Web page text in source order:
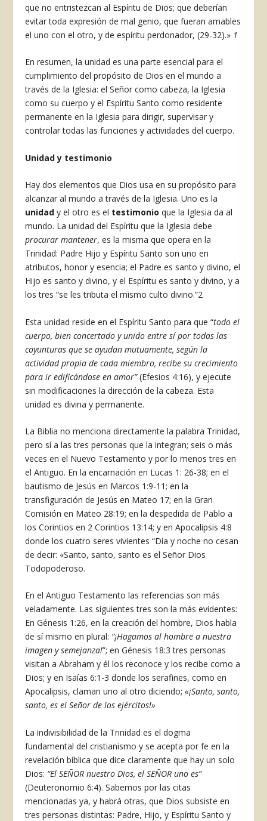
que no entristezcan al Espíritu de Dios; que deberían
evitar toda expresión de mal genio, que fueran amables
el uno con el otro, y de espíritu perdonador, (29-32).» 1
En resumen, la unidad es una parte esencial para el
cumplimiento del propósito de Dios en el mundo a
través de la Iglesia: el Señor como cabeza, la Iglesia
como su cuerpo y el Espíritu Santo como residente
permanente en la Iglesia para dirigir, supervisar y
controlar todas las funciones y actividades del cuerpo.
Unidad y testimonio
Hay dos elementos que Dios usa en su propósito para
alcanzar al mundo a través de la Iglesia. Uno es la
unidad y el otro es el testimonio que la Iglesia da al
mundo. La unidad del Espíritu que la Iglesia debe
procurar mantener, es la misma que opera en la
Trinidad: Padre Hijo y Espíritu Santo son uno en
atributos, honor y esencia; el Padre es santo y divino, el
Hijo es santo y divino, y el Espíritu es santo y divino, y a
los tres “se les tributa el mismo culto divino.”2
Esta unidad reside en el Espíritu Santo para que “todo el
cuerpo, bien concertado y unido entre sí por todas las
coyunturas que se ayudan mutuamente, según la
actividad propia de cada miembro, recibe su crecimiento
para ir edificándose en amor”(Efesios 4:16), y ejecute
sin modificaciones la dirección de la cabeza. Esta
unidad es divina y permanente.
La Biblia no menciona directamente la palabra Trinidad,
pero sí a las tres personas que la integran; seis o más
veces en el Nuevo Testamento y por lo menos tres en
el Antiguo. En la encarnación en Lucas 1: 26-38; en el
bautismo de Jesús en Marcos 1:9-11; en la
transfiguración de Jesús en Mateo 17; en la Gran
Comisión en Mateo 28:19; en la despedida de Pablo a
los Corintios en 2 Corintios 13:14; y en Apocalipsis 4:8
donde los cuatro seres vivientes “Día y noche no cesan
de decir: «Santo, santo, santo es el Señor Dios
Todopoderoso.
En el Antiguo Testamento las referencias son más
veladamente. Las siguientes tres son la más evidentes:
En Génesis 1:26, en la creación del hombre, Dios habla
de sí mismo en plural: “¡Hagamos al hombre a nuestra
imagen y semejanza!”; en Génesis 18:3 tres personas
visitan a Abraham y él los reconoce y los recibe como a
Dios; y en Isaías 6:1-3 donde los serafines, como en
Apocalipsis, claman uno al otro diciendo;«¡Santo, santo,
santo, es el Señor de los ejércitos!»
La indivisibilidad de la Trinidad es el dogma
fundamental del cristianismo y se acepta por fe en la
revelación bíblica que dice claramente que hay un solo
Dios: “El SEÑOR nuestro Dios, el SEÑOR uno es”
(Deuteronomio 6:4). Sabemos por las citas
mencionadas ya, y habrá otras, que Dios subsiste en
tres personas distintas: Padre, Hijo, y Espíritu Santo y